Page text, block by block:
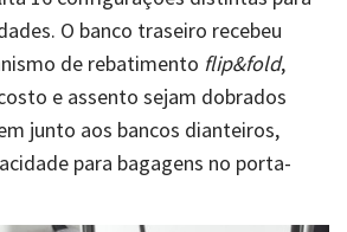
O banco traseiro recebeu
de rebatimento flip&fold,
e assento sejam dobrados
junto aos bancos dianteiros,
para bagagens no porta-